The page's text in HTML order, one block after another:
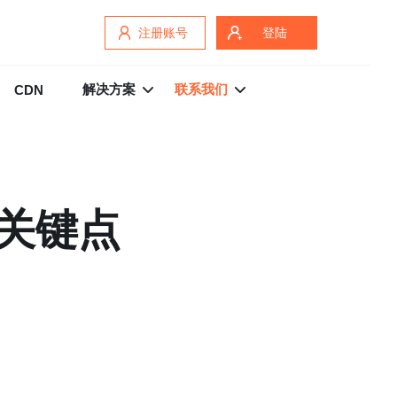
注册账号 登陆
CDN 解决方案 联系我们
键点